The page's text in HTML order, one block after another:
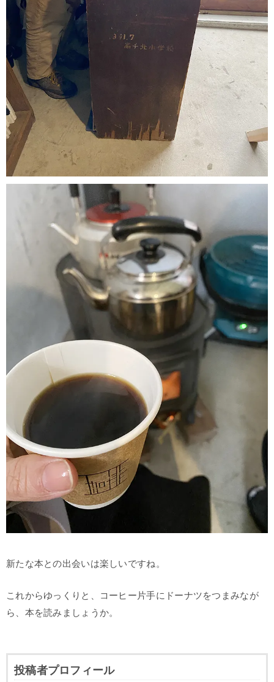
新たな本との出会いは楽しいですね。
これからゆっくりと、コーヒー片手にドーナツをつまみなが
ら、本を読みましょうか。
投稿者プロフィール